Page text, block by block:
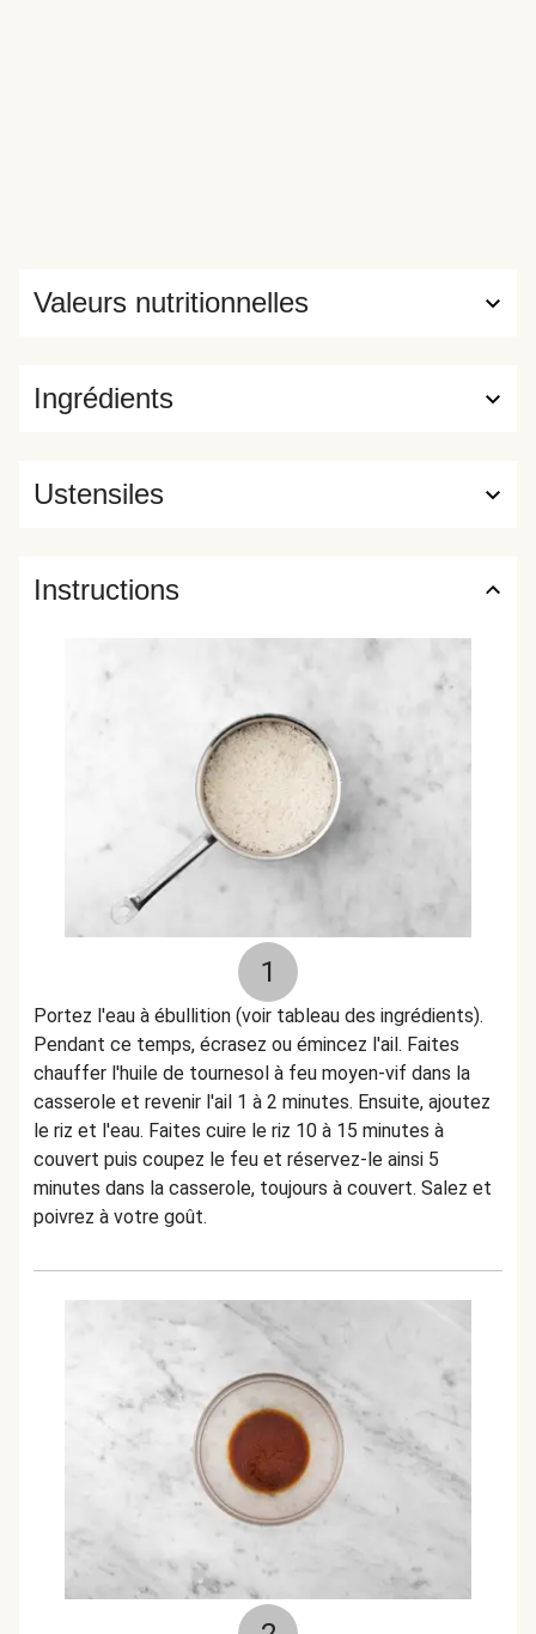
Ingrédients
Valeurs nutritionnelles
Ustensiles
Instructions
1
Portez l'eau à ébullition (voir tableau des ingrédients).
Pendant ce temps, écrasez ou émincez l'ail. Faites
chauffer l'huile de tournesol à feu moyen-vif dans la
casserole et revenir l'ail 1 à 2 minutes. Ensuite, ajoutez
le riz et l'eau. Faites cuire le riz 10 à 15 minutes à
couvert puis coupez le feu et réservez-le ainsi 5
minutes dans la casserole, toujours à couvert. Salez et
poivrez à votre goût.